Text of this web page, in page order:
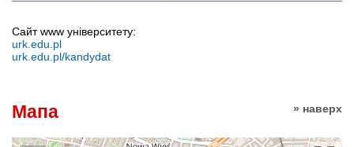
Сайт www університету:
urk.edu.pl
urk.edu.pl/kandydat
» наверх
Мапа